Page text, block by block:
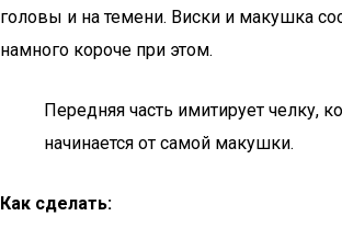
головы и на темени. Виски и макушка
намного короче при этом.
Передняя часть имитирует челку,
начинается от самой макушки.
Как сделать: